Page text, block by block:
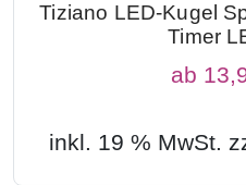
Tiziano LED-Kugel
Timer
ab
inkl. 19 % MwSt.